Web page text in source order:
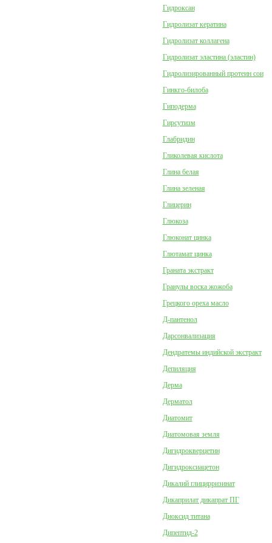
Гидроксан
Гидролизат кератина
Гидролизат коллагена
Гидролизат эластина (эластин)
Гидролизированный протеин сои
Гинкго-билоба
Гиподерма
Гирсутизм
Глабридин
Гликолевая кислота
Глина белая
Глина зеленая
Глицерин
Глюкоза
Глюконат цинка
Глютамат цинка
Граната экстракт
Гранулы воска жожоба
Грецкого ореха масло
Д-пантенол
Дарсонвализация
Дендратемы индийской экстракт
Депиляция
Дерма
Дерматол
Диатомит
Диатомовая земля
Дигидрокверцетин
Дигидроксиацетон
Дикалий глицирризинат
Дикаприлат дикапрат ПГ
Диоксид титана
Дипептид-2